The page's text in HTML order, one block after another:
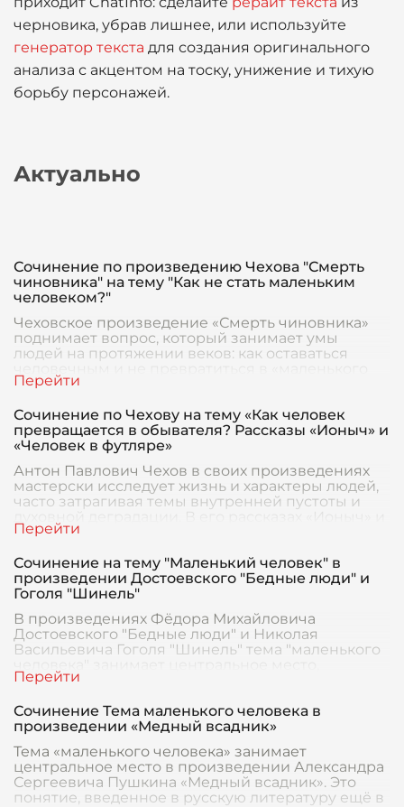
черновика, убрав лишнее, или используйте
генератор текста для создания оригинального
анализа с акцентом на тоску, унижение и тихую
борьбу персонажей.
Актуально
Сочинение по произведению Чехова "Смерть
чиновника" на тему "Как не стать маленьким
человеком?"
Чеховское произведение «Смерть чиновника»
поднимает вопрос, который занимает умы
людей на протяжении веков: как оставаться
человека», зад
Сочинение по Чехову на тему «Как человек
превращается в обывателя? Рассказы «Ионыч» и
«Человек в футляре»
Антон Павлович Чехов в своих произведениях
мастерски исследует жизнь и характеры людей,
часто затрагивая темы внутренней пустоты и
духовной деградации. В его рассказах «Ионыч» и
«Ч
Сочинение на тему "Маленький человек" в
произведении Достоевского "Бедные люди" и
Гоголя "Шинель"
В произведениях Фёдора Михайловича
Достоевского "Бедные люди" и Николая
Васильевича Гоголя "Шинель" тема "маленького
раскрывая социальные и пс
Сочинение Тема маленького человека в
произведении «Медный всадник»
Тема «маленького человека» занимает
центральное место в произведении Александра
Сергеевича Пушкина «Медный всадник». Это
понятие, введенное в русскую литературу ещё в